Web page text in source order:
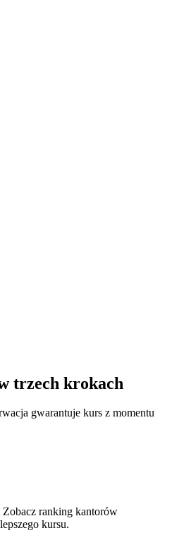
trzech krokach
gwarantuje kurs z momentu
ranking kantorów
kursu.